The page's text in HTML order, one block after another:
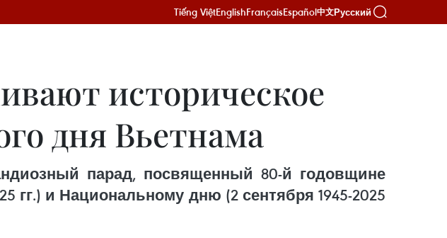
Tiếng ViệtEnglishFrançaisEspañol中文Русский
историческое
дня Вьетнама
парад, посвященный 80-й годовщине
гг.) и Национальному дню (2 сентября 1945-2025